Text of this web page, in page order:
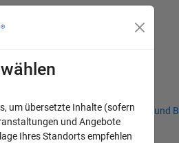
Niederlassungen Studierende und
Off-Canvas-
um übersetzte Inhalte (sofern
und Angebote
Ihres Standorts empfehlen